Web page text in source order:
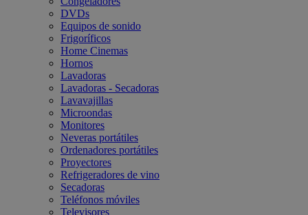
DVDs
Equipos de sonido
Frigoríficos
Home Cinemas
Hornos
Lavadoras
Lavadoras - Secadoras
Lavavajillas
Microondas
Monitores
Neveras portátiles
Ordenadores portátiles
Proyectores
Refrigeradores de vino
Secadoras
Teléfonos móviles
Televisores